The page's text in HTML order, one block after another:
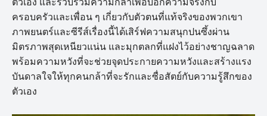
ครอบครัวและเพื่อน ๆ เกี่ยวกับตัวตนที่แท้จริงของพวกเขา
ภาพยนตร์และซีรีส์เรื่องนี้ได้เสิร์ฟความสนุกปนซึ้งผ่าน
มิตรภาพสุดเหนียวแน่น และมุกตลกที่แฝงไว้อย่างชาญฉลาด
พร้อมความหวังที่จะช่วยจุดประกายความหวังและสร้างแรง
บันดาลใจให้ทุกคนกล้าที่จะรักและซื่อสัตย์กับความรู้สึกของ
ตัวเอง